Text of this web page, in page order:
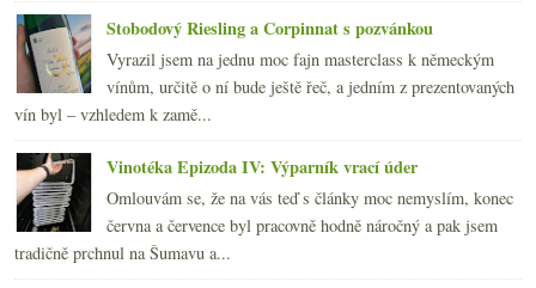
Stobodový Riesling a Corpinnat s pozvánkou
Vyrazil jsem na jednu moc fajn masterclass k německým
vínům, určitě o ní bude ještě řeč, a jedním z prezentovaných
vín byl – vzhledem k zamě...
Vinotéka Epizoda IV: Výparník vrací úder
Omlouvám se, že na vás teď s články moc nemyslím, konec
června a července byl pracovně hodně náročný a pak jsem
tradičně prchnul na Šumavu a...